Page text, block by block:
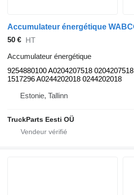
50 € HT
Accumulateur énergétique
9254880100 A0204207518 0204207518
1517296 A0244202018 0244202018
Estonie, Tallinn
TruckParts Eesti OÜ